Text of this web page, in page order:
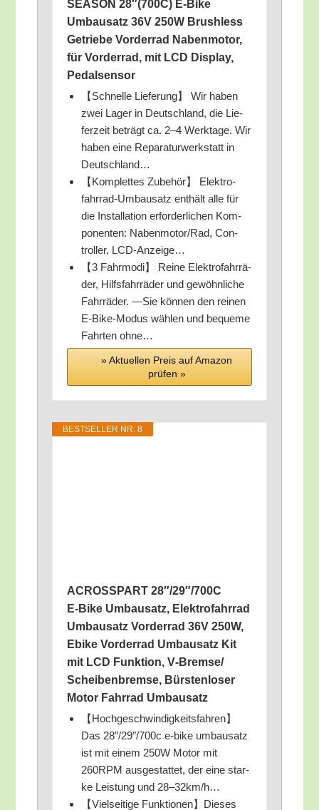
SEASON 28″(700C) E‑Bike
Umbau­satz 36V 250W Brushl­ess
Getrie­be Vor­der­rad Naben­mo­tor,
für Vor­der­rad, mit LCD Dis­play,
Pedalsensor
【Schnel­le Lie­fe­rung】 Wir haben
zwei Lager in Deutsch­land, die Lie­
fer­zeit beträgt ca. 2–4 Werk­ta­ge. Wir
haben eine Repa­ra­tur­werk­statt in
Deutschland…
【Kom­plet­tes Zube­hör】 Elek­tro­
fahr­rad-Umbau­satz ent­hält alle für
die Instal­la­ti­on erfor­der­li­chen Kom­
po­nen­ten: Nabenmotor/​Rad, Con­
trol­ler, LCD-Anzeige…
【3 Fahr­mo­di】 Rei­ne Elek­tro­fahr­rä­
der, Hilfs­fahr­rä­der und gewöhn­li­che
Fahr­rä­der. —Sie kön­nen den rei­nen
E‑Bike-Modus wäh­len und beque­me
Fahr­ten ohne…
» Aktu­el­len Preis auf Ama­zon
prü­fen »
BEST­SEL­LER NR. 8
ACROSSPART 28″/29″/700C
E‑Bike Umbau­satz, Elek­tro­fahr­rad
Umbau­satz Vor­der­rad 36V 250W,
Ebike Vor­der­rad Umbau­satz Kit
mit LCD Funk­ti­on, V‑Bremse/​
Scheibenbremse, Bürs­ten­lo­ser
Motor Fahr­rad Umbausatz
【Hochgeschwindigkeitsfahren】
Das 28″/29″/700c e‑bike umbau­satz
ist mit einem 250W Motor mit
260RPM aus­ge­stat­tet, der eine star­
ke Leis­tung und 28–32km/h…
【Viel­sei­ti­ge Funktionen】Dieses